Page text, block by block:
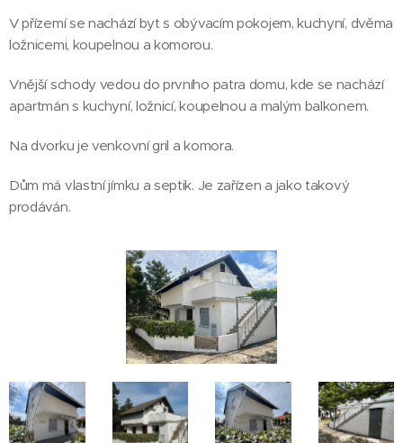
V přízemí se nachází byt s obývacím pokojem, kuchyní, dvěma
ložnicemi, koupelnou a komorou.
Vnější schody vedou do prvního patra domu, kde se nachází
apartmán s kuchyní, ložnicí, koupelnou a malým balkonem.
Na dvorku je venkovní gril a komora.
Dům má vlastní jímku a septik. Je zařízen a jako takový
prodáván.